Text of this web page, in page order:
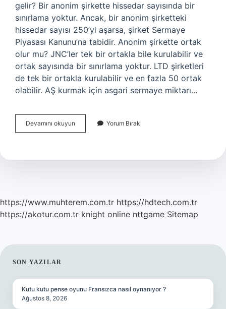
gelir? Bir anonim şirkette hissedar sayısında bir
sınırlama yoktur. Ancak, bir anonim şirketteki
hissedar sayısı 250’yi aşarsa, şirket Sermaye
Piyasası Kanunu’na tabidir. Anonim şirkette ortak
olur mu? JNC’ler tek bir ortakla bile kurulabilir ve
ortak sayısında bir sınırlama yoktur. LTD şirketleri
de tek bir ortakla kurulabilir ve en fazla 50 ortak
olabilir. AŞ kurmak için asgari sermaye miktarı…
Devamını okuyun
Şirketin
Olabilir
Yorum Bırak
https://www.muhterem.com.tr https://hdtech.com.tr
https://akotur.com.tr knight online nttgame Sitemap
SIDEBAR
SON YAZILAR
Kutu kutu pense oyunu Fransızca nasıl oynanıyor ?
Ağustos 8, 2026